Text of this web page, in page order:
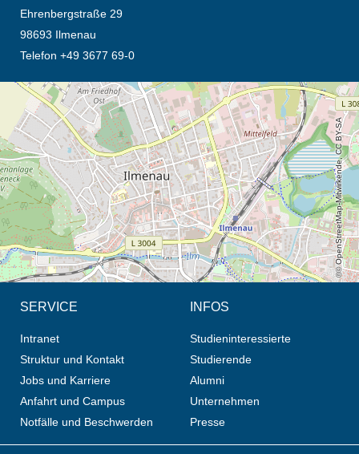
Ehrenbergstraße 29
98693 Ilmenau
Telefon +49 3677 69-0
Öffnet die Anfahrtsbeschreibung in neuem Tab (Karte)
© OpenStreetMap-Mitwirkende, CC BY-SA
SERVICE
Intranet
Struktur und Kontakt
Jobs und Karriere
Anfahrt und Campus
Notfälle und Beschwerden
INFOS
Studieninteressierte
Studierende
Alumni
Unternehmen
Presse